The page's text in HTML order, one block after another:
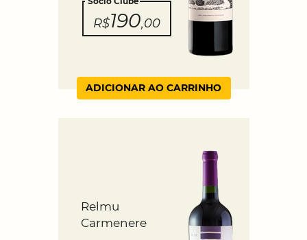
R$190,00
ADICIONAR AO CARRINHO
Relmu
Carmenere